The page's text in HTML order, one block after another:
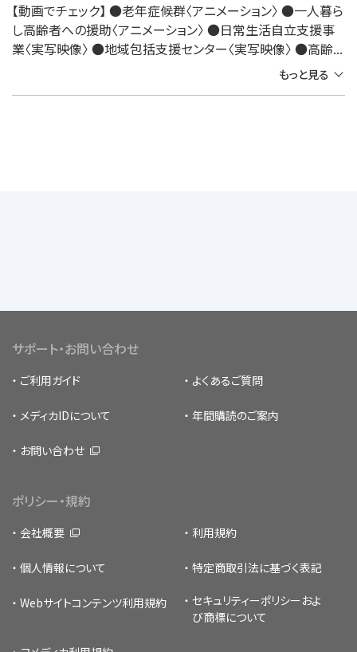
【動画でチェック】 ●老年症候群〈アニメーション〉 ●一人暮ら
し高齢者への援助〈アニメーション〉 ●日常生活自立支援事
業〈実写映像〉 ●地域包括支援センター〈実写映像〉 ●高齢...
もっと見る
サポート・お問い合わせ
ご利用ガイド よくあるご質問
メディカIDについて 年間購読のご案内
お問い合わせ
ポリシー・規約
会社概要 利用規約
個人情報について 特定商取引法に基づく表記
Webサイトコンテンツ利用規約 セキュリティーポリシー およ
び商標について